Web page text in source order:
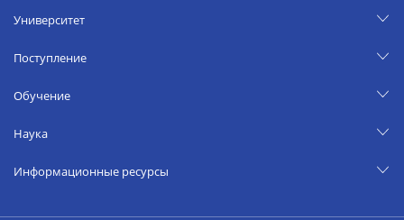
Университет
Поступление
Обучение
Наука
Информационные ресурсы